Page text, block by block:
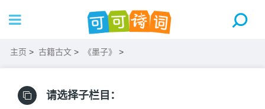
主页 > 古籍古文 > 《墨子》 >
请选择子栏目：